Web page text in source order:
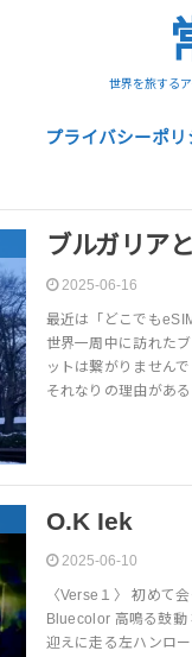
世界を旅する
プライバシーポリ
ブルガリア
2025-06-16
最近は「どこでも
世界一周中に訪れた
ットは繋がりません
それなりの理由があ
O.K Iek
2025-06-10
〈Verse１〉 初めて
Bluecolor 高鳴る鼓動
迎えに走る左ハンロ